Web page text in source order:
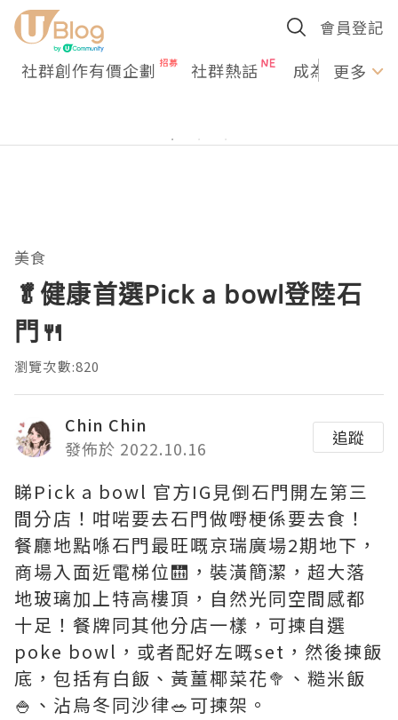
會員登記
社群創作有價企劃 社群熱話 成為U更多
美食
🥬健康首選Pick a bowl登陸石
門🍴
瀏覽次數:820
Chin Chin
發佈於 2022.10.16
追蹤
睇Pick a bowl 官方IG見倒石門開左第三
間分店！咁啱要去石門做嘢梗係要去食！
餐廳地點喺石門最旺嘅京瑞廣場2期地下，
商場入面近電梯位🛗，裝潢簡潔，超大落
地玻璃加上特高樓頂，自然光同空間感都
十足！餐牌同其他分店一樣，可揀自選
poke bowl，或者配好左嘅set，然後揀飯
底，包括有白飯、黃薑椰菜花🥦、糙米飯
🍚、沾烏冬同沙律🥗可揀架。